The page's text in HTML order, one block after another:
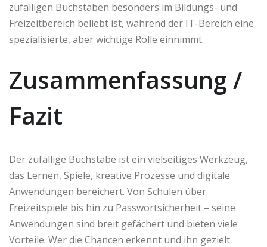
zufälligen Buchstaben besonders im Bildungs- und
Freizeitbereich beliebt ist, während der IT-Bereich eine
spezialisierte, aber wichtige Rolle einnimmt.
Zusammenfassung /
Fazit
Der zufällige Buchstabe ist ein vielseitiges Werkzeug,
das Lernen, Spiele, kreative Prozesse und digitale
Anwendungen bereichert. Von Schulen über
Freizeitspiele bis hin zu Passwortsicherheit – seine
Anwendungen sind breit gefächert und bieten viele
Vorteile. Wer die Chancen erkennt und ihn gezielt